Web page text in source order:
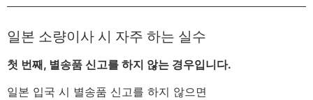
일본 소량이사 시 자주 하는 실수
첫 번째, 별송품 신고를 하지 않는 경우입니다.
일본 입국 시 별송품 신고를 하지 않으면